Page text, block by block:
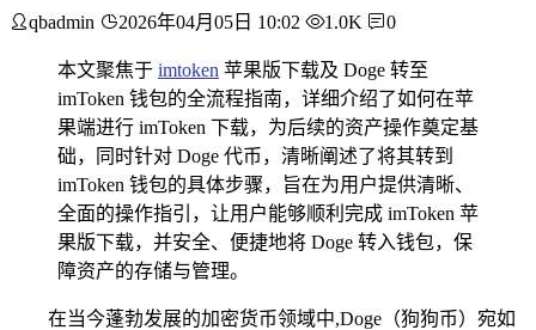
qbadmin 2026年04月05日 10:02 1.0K 0
本文聚焦于 imtoken 苹果版下载及 Doge 转至
imToken 钱包的全流程指南，详细介绍了如何在苹
果端进行 imToken 下载，为后续的资产操作奠定基
础，同时针对 Doge 代币，清晰阐述了将其转到
imToken 钱包的具体步骤，旨在为用户提供清晰、
全面的操作指引，让用户能够顺利完成 imToken 苹
果版下载，并安全、便捷地将 Doge 转入钱包，保
障资产的存储与管理。
在当今蓬勃发展的加密货币领域中,Doge（狗狗币）宛如